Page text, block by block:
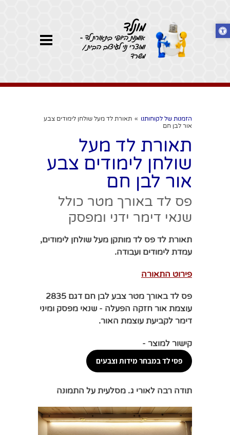
מונלד
אומנות היופי בתאורת לד -
ומוצרי נוי לעיצוב הבית /
משרד
הזמנות של לקוחותנו » תאורת לד מעל שולחן לימודים צבע
אור לבן חם
תאורת לד מעל
שולחן לימודים צבע
אור לבן חם
פס לד באורך מטר כולל
שנאי דימר ידני ומפסק
תאורת לד פס לד מותקן מעל שולחן לימודים,
עמדת לימודים ועבודה.
פירוט התאורה
פס לד באורך מטר צבע לבן חם דגם 2835
עוצמת אור חזקה הפעלה - שנאי מפסק ומיני
דימר לקביעת עוצמת האור.
קישור למוצר -
פסי לד במבחר מידות וצבעים
תודה רבה לאורי ג. מסלעית על התמונה